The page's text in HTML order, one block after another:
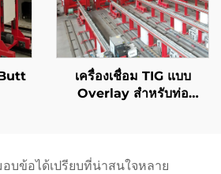
เครื่องเชื่อม TIG แบบ
Overlay สำหรับท่อ
อบข้อได้เปรียบที่น่าสนใจหลาย